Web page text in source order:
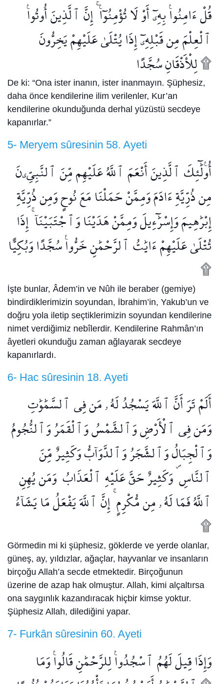
قُلْ ءَامِنُوا۟ بِهِۦٓ أَوْ لَا تُؤْمِنُوٓا۟ ۚ إِنَّ ٱلَّذِينَ أُوتُوا۟
ٱلْعِلْمَ مِن قَبْلِهِۦٓ إِذَا يُتْلَىٰ عَلَيْهِمْ يَخِرُّونَ
لِلْأَذْقَانِ سُجَّدًا ۩
De ki: “Ona ister inanın, ister inanmayın. Şüphesiz,
daha önce kendilerine ilim verilenler, Kur’an
kendilerine okunduğunda derhal yüzüstü secdeye
kapanırlar.”
5- Meryem sûresinin 58. Ayeti
أُو۟لَٰٓئِكَ ٱلَّذِينَ أَنْعَمَ ٱللَّهُ عَلَيْهِم مِّنَ ٱلنَّبِيِّۦنَ
مِن ذُرِّيَّةِ ءَادَمَ وَمِمَّنْ حَمَلْنَا مَعَ نُوحٍ وَمِن ذُرِّيَّةِ
إِبْرَٰهِيمَ وَإِسْرَٰٓءِيلَ وَمِمَّنْ هَدَيْنَا وَٱجْتَبَيْنَآ ۚ إِذَا
تُتْلَىٰ عَلَيْهِمْ ءَايَٰتُ ٱلرَّحْمَٰنِ خَرُّوا۟ سُجَّدًا وَبُكِيًّا
۩
İşte bunlar, Âdem’in ve Nûh ile beraber (gemiye)
bindirdiklerimizin soyundan, İbrahim’in, Yakub’un ve
doğru yola iletip seçtiklerimizin soyundan kendilerine
nimet verdiğimiz nebîlerdir. Kendilerine Rahmân’ın
âyetleri okunduğu zaman ağlayarak secdeye
kapanırlardı.
6- Hac sûresinin 18. Ayeti
أَلَمْ تَرَ أَنَّ ٱللَّهَ يَسْجُدُ لَهُۥ مَن فِى ٱلسَّمَٰوَٰتِ
وَمَن فِى ٱلْأَرْضِ وَٱلشَّمْسُ وَٱلْقَمَرُ وَٱلنُّجُومُ
وَٱلْجِبَالُ وَٱلشَّجَرُ وَٱلدَّوَآبُّ وَكَثِيرٌ مِّنَ
ٱلنَّاسِ ۖ وَكَثِيرٌ حَقَّ عَلَيْهِ ٱلْعَذَابُ ۗ وَمَن يُهِنِ
ٱللَّهُ فَمَا لَهُۥ مِن مُّكْرِمٍ ۚ إِنَّ ٱللَّهَ يَفْعَلُ مَا يَشَآءُ
۩
Görmedin mi ki şüphesiz, göklerde ve yerde olanlar,
güneş, ay, yıldızlar, ağaçlar, hayvanlar ve insanların
birçoğu Allah’a secde etmektedir. Birçoğunun
üzerine de azap hak olmuştur. Allah, kimi alçaltırsa
ona saygınlık kazandıracak hiçbir kimse yoktur.
Şüphesiz Allah, dilediğini yapar.
7- Furkân sûresinin 60. Ayeti
وَإِذَا قِيلَ لَهُمُ ٱسْجُدُوا۟ لِلرَّحْمَٰنِ قَالُوا۟ وَمَا